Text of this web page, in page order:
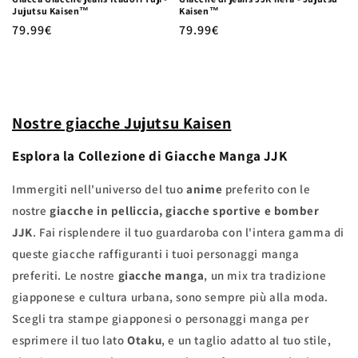
Jujutsu Kaisen™
Prezzo
79.99€
Kaisen™
Prezzo
79.99€
Nostre giacche Jujutsu Kaisen
Esplora la Collezione di Giacche Manga JJK
Immergiti nell'universo del tuoanime preferito con le
nostregiacche in pelliccia, giacche sportive e bomber
JJK. Fai risplendere il tuo guardaroba con l'intera gamma di
queste giacche raffiguranti i tuoi personaggi manga
preferiti. Le nostre giacche manga, un mix tra tradizione
giapponese e cultura urbana, sono sempre più alla moda.
Scegli tra stampe giapponesi o personaggi manga per
esprimere il tuo latoOtaku, e un taglio adatto al tuo stile,